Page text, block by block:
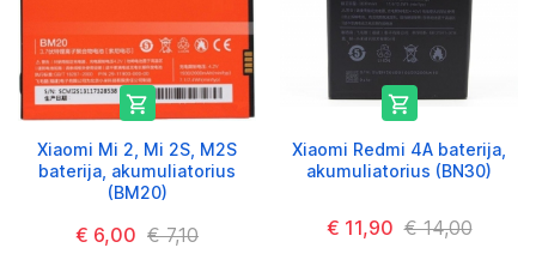

Xiaomi Mi 2, Mi 2S, M2S
baterija, akumuliatorius
(BM20)
€ 6,00 € 7,10

Xiaomi Redmi 4A baterija,
akumuliatorius (BN30)
€ 11,90 € 14,00